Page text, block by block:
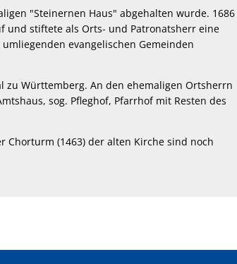
"Steinernen Haus" abgehalten wurde. 1686
und stiftete als Orts- und Patronatsherr eine
evangelischen Gemeinden
zu Württemberg. An den ehemaligen Ortsherrn
sog. Pfleghof, Pfarrhof mit Resten des
Chorturm (1463) der alten Kirche sind noch